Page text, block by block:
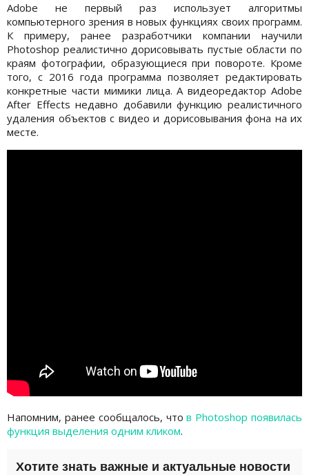
Adobe не первый раз использует алгоритмы
компьютерного зрения в новых функциях своих программ.
К примеру, ранее разработчики компании научили
Photoshop реалистично дорисовывать пустые области по
краям фотографии, образующиеся при повороте. Кроме
того, с 2016 года программа позволяет редактировать
конкретные части мимики лица. А видеоредактор Adobe
After Effects недавно добавили функцию реалистичного
удаления объектов с видео и дорисовывания фона на их
месте.
Напомним, ранее сообщалось, чтов Photoshop появилась
функция выделения одним кликом.
Хотите знать важные и актуальные новости